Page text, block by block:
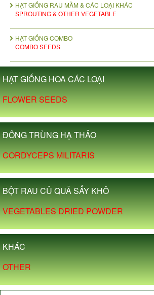
HẠT GIỐNG RAU MẦM & CÁC LOẠI KHÁC
SPROUTING & OTHER VEGETABLE
HẠT GIỐNG COMBO
COMBO SEEDS
HẠT GIỐNG HOA CÁC LOẠI
FLOWER SEEDS
ĐÔNG TRÙNG HẠ THẢO
CORDYCEPS MILITARIS
BỘT RAU CỦ QUẢ SẤY KHÔ
VEGETABLES DRIED POWDER
KHÁC
OTHER